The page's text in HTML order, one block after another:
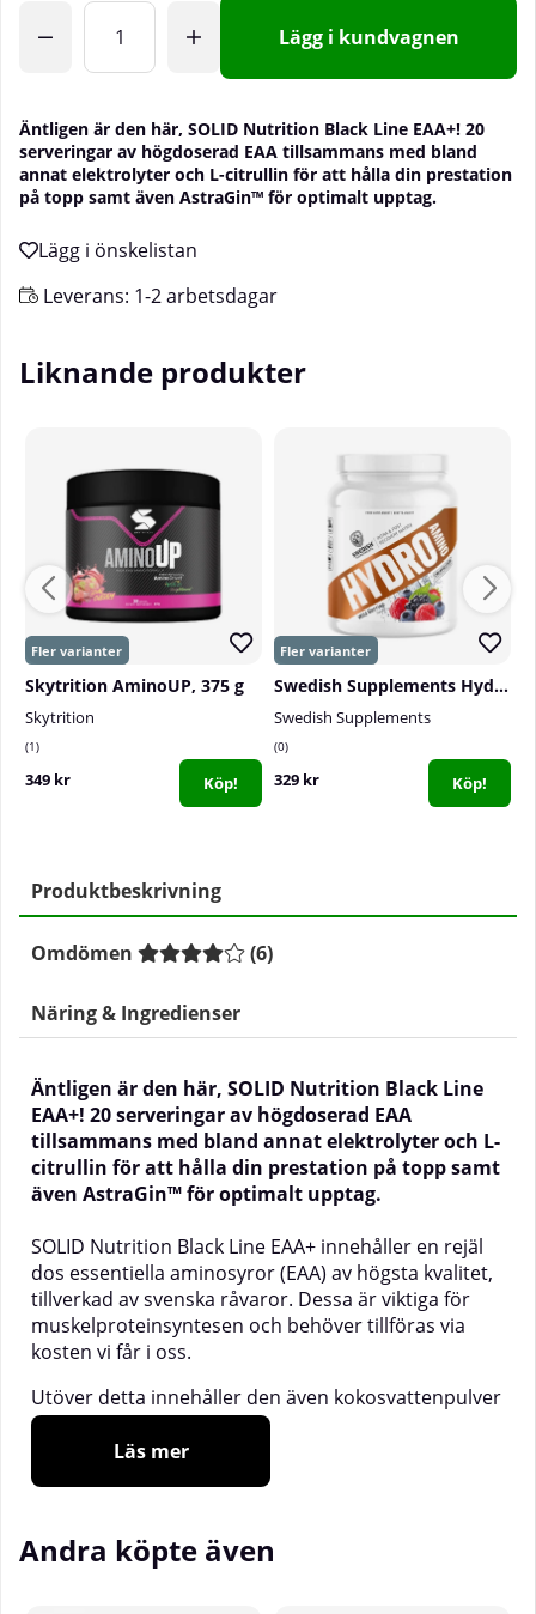
Lägg i kundvagnen
Äntligen är den här, SOLID Nutrition Black Line EAA+! 20
serveringar av högdoserad EAA tillsammans med bland
annat elektrolyter och L-citrullin för att hålla din prestation
på topp samt även AstraGin™ för optimalt upptag.
Leverans: 1-2 arbetsdagar
Liknande produkter
Skytrition AminoUP, 375 g
Skytrition
1
349 kr Köp!
Swedish Supplements Hydro Amino, 775 g
Swedish Supplements
0
329 kr Köp!
Produktbeskrivning
Omdömen (6)
Näring & Ingredienser
Äntligen är den här, SOLID Nutrition Black Line
EAA+! 20 serveringar av högdoserad EAA
tillsammans med bland annat elektrolyter och L-
citrullin för att hålla din prestation på topp samt
även AstraGin™ för optimalt upptag.
SOLID Nutrition Black Line EAA+ innehåller en rejäl
dos essentiella aminosyror (EAA) av högsta kvalitet,
tillverkad av svenska råvaror. Dessa är viktiga för
muskelproteinsyntesen och behöver tillföras via
kosten vi får i oss.
Utöver detta innehåller den även kokosvattenpulver
som är rikt på vitaminer och mineraler som ger
både hälso- och prestationsfördelar.
EAA+ innehåller även extra tillsatt magnesium,
bland annat optimal muskelfunktion och även
nervsystemets funktion. Aminosyrorna L-Citrullin
Läs mer
Andra köpte även